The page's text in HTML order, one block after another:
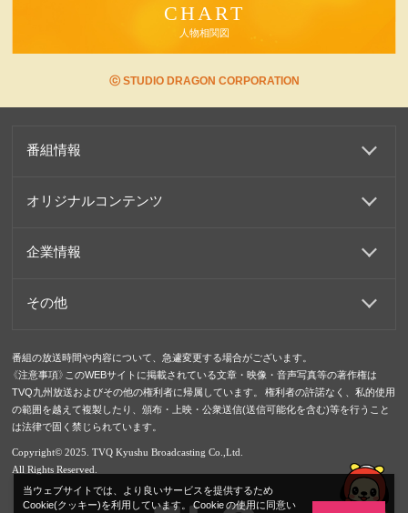
CHART
人物相関図
ⓒ STUDIO DRAGON CORPORATION
番組情報
オリジナルコンテンツ
企業情報
その他
番組の放送時間や内容について、急遽変更する場合がございます。
《注意事項》このWEBサイトに掲載されている文章・映像・音声写真等の著作権は
TVQ九州放送およびその他の権利者に帰属しています。 権利者の許諾なく、私的使用
の範囲を越えて複製したり、頒布・上映・公衆送信(送信可能化を含む)等を行うこと
は法律で固く禁じられています。
Copyright© 2025. TVQ Kyushu Broadcasting Co.,Ltd.
All Rights Reserved.
当ウェブサイトでは、より良いサービスを提供するため
Cookie(クッキー)を利用しています。 Cookie の使用に同意い